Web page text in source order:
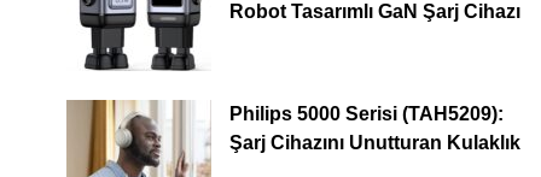
Robot Tasarımlı GaN Şarj Cihazı
Philips 5000 Serisi (TAH5209):
Şarj Cihazını Unutturan Kulaklık